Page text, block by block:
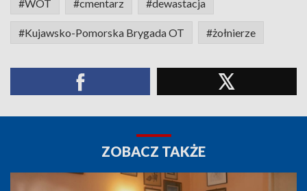
#WOT #cmentarz #dewastacja
#Kujawsko-Pomorska Brygada OT #żołnierze
ZOBACZ TAKŻE